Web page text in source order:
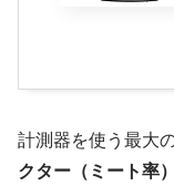
計測器を使う最大
クター（ミート率）